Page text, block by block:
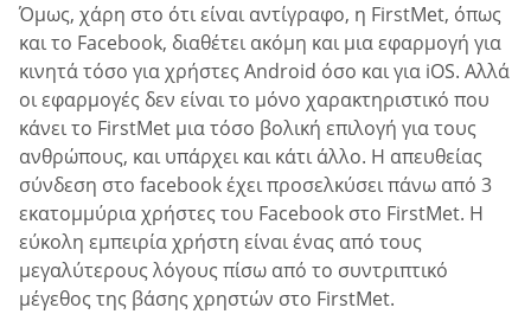
Όμως, χάρη στο ότι είναι αντίγραφο, η FirstMet, όπως
και το Facebook, διαθέτει ακόμη και μια εφαρμογή για
κινητά τόσο για χρήστες Android όσο και για iOS. Αλλά
οι εφαρμογές δεν είναι το μόνο χαρακτηριστικό που
κάνει το FirstMet μια τόσο βολική επιλογή για τους
ανθρώπους, και υπάρχει και κάτι άλλο. Η απευθείας
σύνδεση στο facebook έχει προσελκύσει πάνω από 3
εκατομμύρια χρήστες του Facebook στο FirstMet. Η
εύκολη εμπειρία χρήστη είναι ένας από τους
μεγαλύτερους λόγους πίσω από το συντριπτικό
μέγεθος της βάσης χρηστών στο FirstMet.